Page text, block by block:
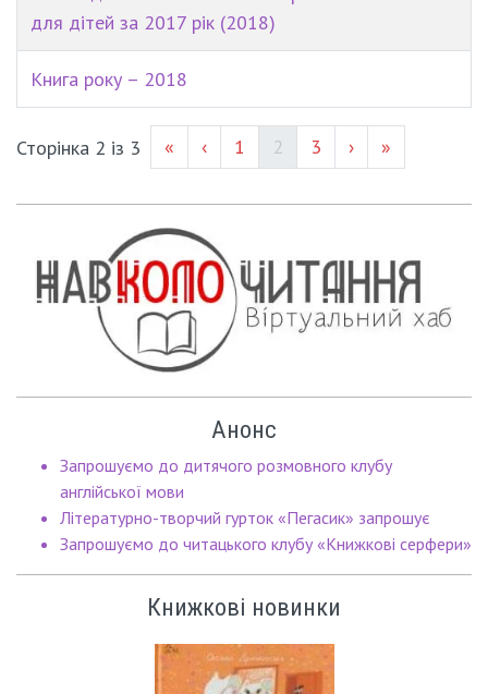
для дітей за 2017 рік (2018)
Книга року – 2018
Сторінка 2 із 3 « ‹ Page #
1 (current)
2 Page #
3 › »
Анонс
Запрошуємо до дитячого розмовного клубу
англійської мови
Літературно-творчий гурток «Пегасик» запрошує
Запрошуємо до читацького клубу «Книжкові серфери»
Книжкові новинки